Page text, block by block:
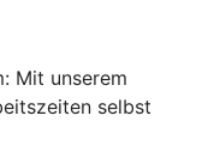
Mit unserem
selbst